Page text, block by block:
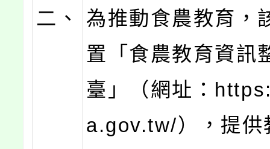
二、
為推動食農教育，
置「食農教育資訊
臺」（網址：
a.gov.tw/），提供